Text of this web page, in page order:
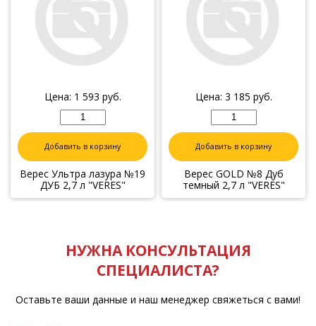
Цена: 1 593 руб.
Добавить в корзину
Верес Ультра лазура №19
ДУБ 2,7 л "VERES"
Цена: 3 185 руб.
Добавить в корзину
Верес GOLD №8 Дуб
темный 2,7 л "VERES"
НУЖНА КОНСУЛЬТАЦИЯ
СПЕЦИАЛИСТА?
Оставьте ваши данные и наш менеджер свяжеться с вами!